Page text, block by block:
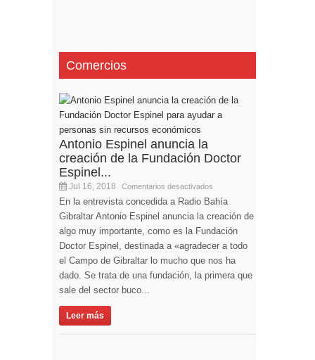
Comercios
Antonio Espinel anuncia la
creación de la Fundación Doctor
Espinel...
Jul 16, 2018 Comentarios desactivados
En la entrevista concedida a Radio Bahía
Gibraltar Antonio Espinel anuncia la creación de
algo muy importante, como es la Fundación
Doctor Espinel, destinada a «agradecer a todo
el Campo de Gibraltar lo mucho que nos ha
dado. Se trata de una fundación, la primera que
sale del sector buco...
Leer más